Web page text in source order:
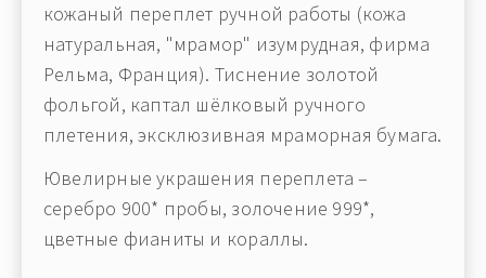
кожаный переплет ручной работы (кожа
натуральная, "мрамор" изумрудная, фирма
Рельма, Франция). Тиснение золотой
фольгой, каптал шёлковый ручного
плетения, эксклюзивная мраморная бумага.
Ювелирные украшения переплета –
серебро 900* пробы, золочение 999*,
цветные фианиты и кораллы.